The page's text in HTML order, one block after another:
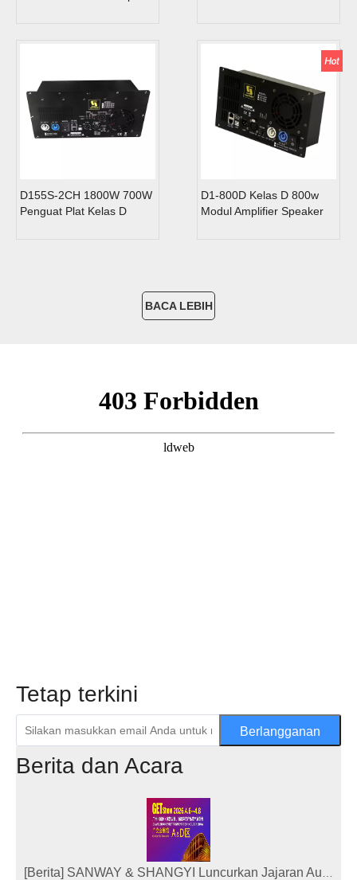
D155S-2CH 1800W 700W
Penguat Plat Kelas D
D1-800D Kelas D 800w
Modul Amplifier Speaker
BACA LEBIH
Tetap terkini
Berlangganan
Berita dan Acara
[Berita] SANWAY & SHANGYI Luncurkan Jajaran Audio Pro Baru di Guangzhou GETshow 2026